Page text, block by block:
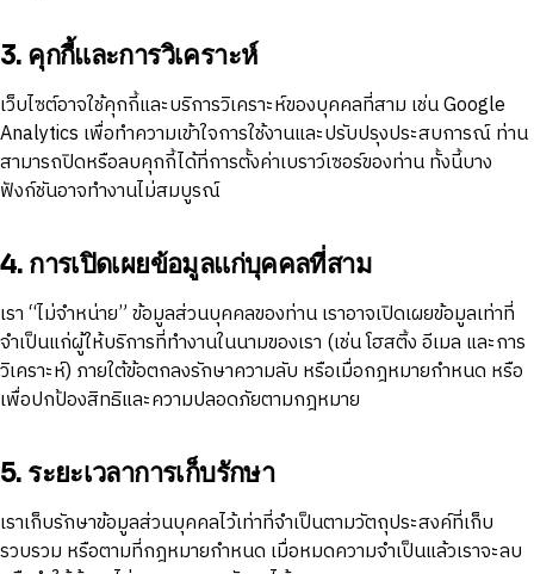
3. คุกกี้และการวิเคราะห์
เว็บไซต์อาจใช้คุกกี้และบริการวิเคราะห์ของบุคคลที่สาม เช่น Google
Analytics เพื่อทำความเข้าใจการใช้งานและปรับปรุงประสบการณ์ ท่าน
สามารถปิดหรือลบคุกกี้ได้ที่การตั้งค่าเบราว์เซอร์ของท่าน ทั้งนี้บาง
ฟังก์ชันอาจทำงานไม่สมบูรณ์
4. การเปิดเผยข้อมูลแก่บุคคลที่สาม
เรา “ไม่จำหน่าย” ข้อมูลส่วนบุคคลของท่าน เราอาจเปิดเผยข้อมูลเท่าที่
จำเป็นแก่ผู้ให้บริการที่ทำงานในนามของเรา (เช่น โฮสติ้ง อีเมล และการ
วิเคราะห์) ภายใต้ข้อตกลงรักษาความลับ หรือเมื่อกฎหมายกำหนด หรือ
เพื่อปกป้องสิทธิและความปลอดภัยตามกฎหมาย
5. ระยะเวลาการเก็บรักษา
เราเก็บรักษาข้อมูลส่วนบุคคลไว้เท่าที่จำเป็นตามวัตถุประสงค์ที่เก็บ
รวบรวม หรือตามที่กฎหมายกำหนด เมื่อหมดความจำเป็นแล้วเราจะลบ